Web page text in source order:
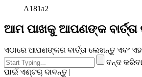
A181a2
ଆମ ପାଖକୁ ଆପଣଙ୍କ ବାର୍ତ୍ତା
ଏଠାରେ ଆପଣଙ୍କର ବାର୍ତ୍ତା ଲେଖନ୍ତୁ ଏବଂ
ବନ୍ଦ
ପାଇଁ ଏଣ୍ଟର୍ ଦାବନ୍ତୁ |